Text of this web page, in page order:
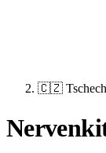
🇨🇿